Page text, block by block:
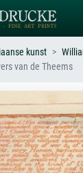
bijv.
Beschrijf
weide,
kunst
van de Theems